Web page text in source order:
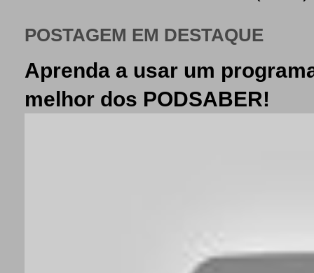
POSTAGEM EM DESTAQUE
Aprenda a usar um
melhor dos PODSABER!